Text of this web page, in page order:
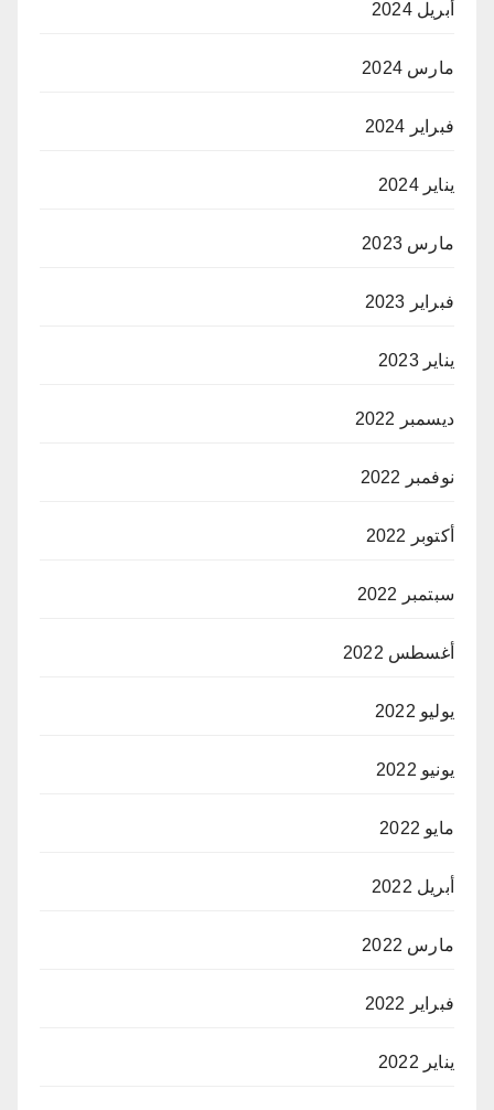
أبريل 2024
مارس 2024
فبراير 2024
يناير 2024
مارس 2023
فبراير 2023
يناير 2023
ديسمبر 2022
نوفمبر 2022
أكتوبر 2022
سبتمبر 2022
أغسطس 2022
يوليو 2022
يونيو 2022
مايو 2022
أبريل 2022
مارس 2022
فبراير 2022
يناير 2022